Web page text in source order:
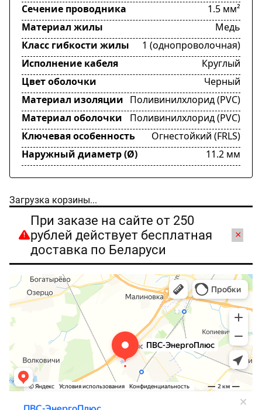
Сечение проводника
1.5 мм²
Материал жилы
Медь
Класс гибкости жилы
1 (однопроволочная)
Исполнение кабеля
Круглый
Цвет оболочки
Черный
Материал изоляции Поливинилхлорид (PVC)
Материал оболочки
Поливинилхлорид (PVC)
Ключевая особенность
Огнестойкий (FRLS)
Наружный диаметр (Ø)
11.2 мм
Загрузка корзины...
При заказе на сайте от 250
рублей действует бесплатная
доставка по Беларуси
×